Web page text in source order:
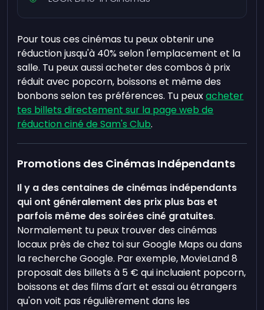
Pour tous ces cinémas tu peux obtenir une
réduction jusqu'à 40% selon l'emplacement et la
salle. Tu peux aussi acheter des combos à prix
réduit avec popcorn, boissons et même des
bonbons selon tes préférences. Tu peuxacheter
tes billets directement sur la page web de
réduction ciné de Sam's Club.
Promotions des Cinémas Indépendants
Il y a des centaines de cinémas indépendants
qui ont généralement des prix plus bas et
parfois même des soirées ciné gratuites.
Normalement tu peux trouver des cinémas
locaux près de chez toi sur Google Maps ou dans
la recherche Google. Par exemple, MovieLand 8
proposait des billets à 5 € qui incluaient popcorn,
boissons et des films d'art et essai ou étrangers
qu'on voit pas régulièrement dans les